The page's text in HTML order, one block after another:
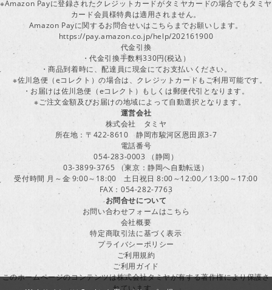
※Amazon Payに登録されたクレジットカードがタミヤカードの場合でもタミヤ
カード会員様特典は適用されません。
Amazon Payに関するお問合せいはこちらまでお願いします。
https://pay.amazon.co.jp/help/202161900
代金引換
・代金引換手数料330円(税込）
・商品到着時に、配達員に現金にてお支払いください。
※佐川急便（eコレクト）の場合は、クレジットカードもご利用可能です。
・お届けは佐川急便（eコレクト）もしくは郵便代引となります。
※ご注文金額及びお届けの地域によって自動選択となります。
運営会社
株式会社 タミヤ
所在地：〒422-8610 静岡市駿河区恩田原3-7
電話番号
054-283-0003 （静岡）
03-3899-3765 （東京：静岡へ自動転送）
受付時間 月～金 9:00～18:00 土日祝日 8:00～12:00／13:00～17:00
FAX：054-282-7763
お問合せについて
お問い合わせフォームはこちら
会社概要
特定商取引法に基づく表示
プライバシーポリシー
ご利用規約
ご利用ガイド
このホームページのコンテンツは株式会社タミヤが有する著作権により保護さ
れています。